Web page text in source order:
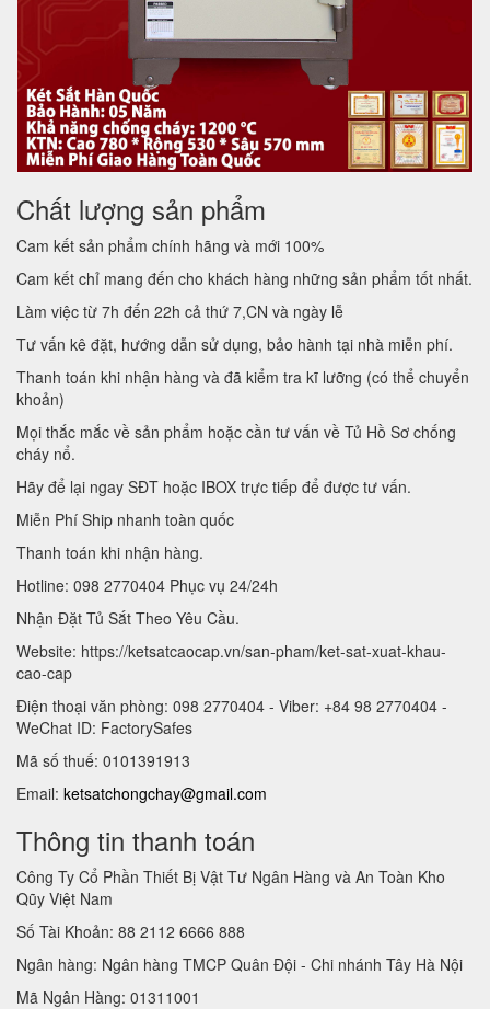
Chất lượng sản phẩm
Cam kết sản phẩm chính hãng và mới 100%
Cam kết chỉ mang đến cho khách hàng những sản phẩm tốt nhất.
Làm việc từ 7h đến 22h cả thứ 7,CN và ngày lễ
Tư vấn kê đặt, hướng dẫn sử dụng, bảo hành tại nhà miễn phí.
Thanh toán khi nhận hàng và đã kiểm tra kĩ lưỡng (có thể chuyển
khoản)
Mọi thắc mắc về sản phẩm hoặc cần tư vấn về Tủ Hồ Sơ chống
cháy nổ.
Hãy để lại ngay SĐT hoặc IBOX trực tiếp để được tư vấn.
Miễn Phí Ship nhanh toàn quốc
Thanh toán khi nhận hàng.
Hotline: 098 2770404 Phục vụ 24/24h
Nhận Đặt Tủ Sắt Theo Yêu Cầu.
Website: https://ketsatcaocap.vn/san-pham/ket-sat-xuat-khau-
cao-cap
Điện thoại văn phòng: 098 2770404 - Viber: +84 98 2770404 -
WeChat ID: FactorySafes
Mã số thuế: 0101391913
Email: ketsatchongchay@gmail.com
Thông tin thanh toán
Công Ty Cổ Phần Thiết Bị Vật Tư Ngân Hàng và An Toàn Kho
Qũy Việt Nam
Số Tài Khoản: 88 2112 6666 888
Ngân hàng: Ngân hàng TMCP Quân Đội - Chi nhánh Tây Hà Nội
Mã Ngân Hàng: 01311001